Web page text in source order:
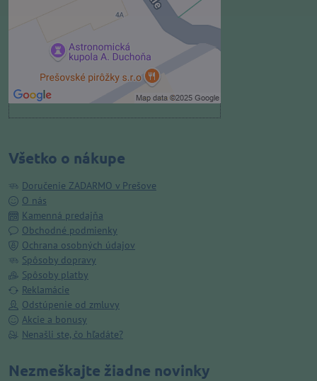
Povoliť tentokrát
Povoliť a zapamätať - súhlas s
druhom cookie: Funkčné
Otvoriť obsah v novom okne
Všetko o nákupe
Doručenie ZADARMO v Prešove
O nás
Kamenná predajňa
Obchodné podmienky
Ochrana osobných údajov
Spôsoby dopravy
Spôsoby platby
Reklamácie
Odstúpenie od zmluvy
Akcie a bonusy
Nenašli ste, čo hľadáte?
Nezmeškajte žiadne novinky